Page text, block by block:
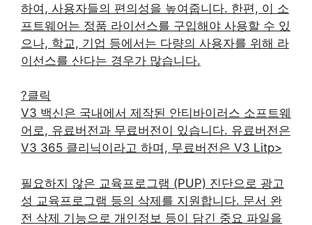
하여, 사용자들의 편의성을 높여줍니다. 한편, 이 소
프트웨어는 정품 라이선스를 구입해야 사용할 수 있
으나, 학교, 기업 등에서는 다량의 사용자를 위해 라
이선스를 산다는 경우가 많습니다.
?클릭
V3 백신은 국내에서 제작된 안티바이러스 소프트웨
어로, 유료버전과 무료버전이 있습니다. 유료버전은
V3 365 클리닉이라고 하며, 무료버전은 V3 Litp>
필요하지 않은 교육프로그램 (PUP) 진단으로 광고
성 교육프로그램 등의 삭제를 지원합니다. 문서 완
전 삭제 기능으로 개인정보 등이 담긴 중요 파일을